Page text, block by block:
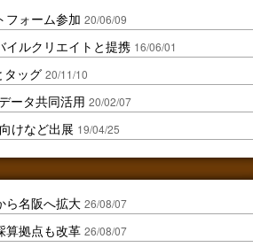
フォーム参加 20/06/09
イルクリエイトと提携 16/06/01
タッグ 20/11/10
ータ共同活用 20/02/07
けなど出展 19/04/25
ら名阪へ拡大 26/08/07
算拠点も改革 26/08/07